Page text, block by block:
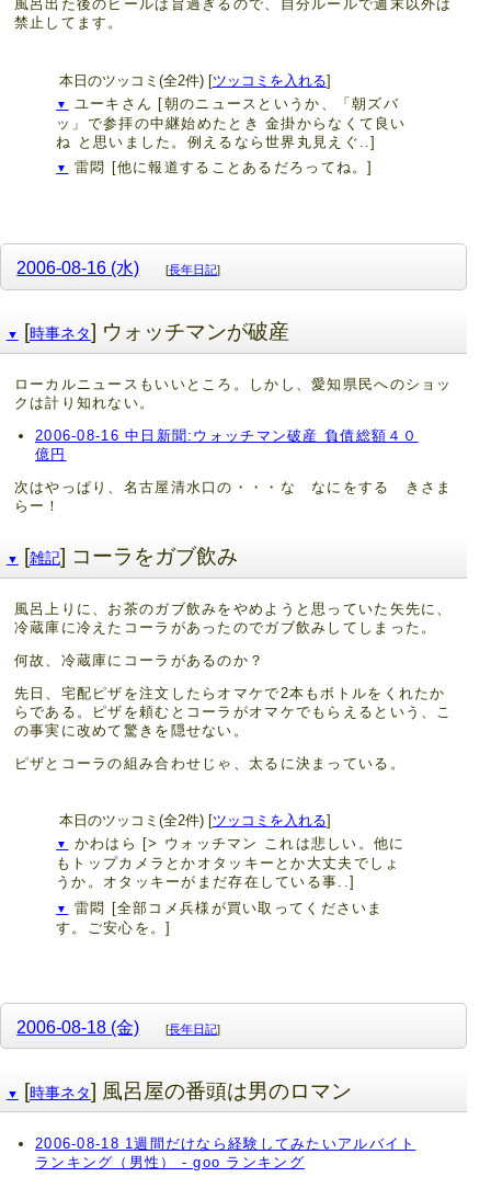
風呂出た後のビールは旨過ぎるので、自分ルールで週末以外は
禁止してます。
本日のツッコミ(全2件) [ツッコミを入れる]
▼ ユーキさん [朝のニュースというか、「朝ズバ
ッ」で参拝の中継始めたとき 金掛からなくて良い
ね と思いました。例えるなら世界丸見えぐ..]
▼ 雷悶 [他に報道することあるだろってね。]
2006-08-16 (水) [長年日記]
▼ [時事ネタ] ウォッチマンが破産
ローカルニュースもいいところ。しかし、愛知県民へのショッ
クは計り知れない。
2006-08-16 中日新聞:ウォッチマン破産 負債総額４０
億円
次はやっぱり、名古屋清水口の・・・な なにをする きさま
らー！
▼ [雑記] コーラをガブ飲み
風呂上りに、お茶のガブ飲みをやめようと思っていた矢先に、
冷蔵庫に冷えたコーラがあったのでガブ飲みしてしまった。
何故、冷蔵庫にコーラがあるのか？
先日、宅配ピザを注文したらオマケで2本もボトルをくれたか
らである。ピザを頼むとコーラがオマケでもらえるという、こ
の事実に改めて驚きを隠せない。
ピザとコーラの組み合わせじゃ、太るに決まっている。
本日のツッコミ(全2件) [ツッコミを入れる]
▼ かわはら
[> ウォッチマン これは悲しい。他に
もトップカメラとかオタッキーとか大丈夫でしょ
うか。オタッキーがまだ存在している事..]
▼ 雷悶
[全部コメ兵様が買い取ってくださいま
す。ご安心を。]
2006-08-18 (金) [長年日記]
▼ [時事ネタ] 風呂屋の番頭は男のロマン
2006-08-18 1週間だけなら経験してみたいアルバイト
ランキング（男性） - goo ランキング